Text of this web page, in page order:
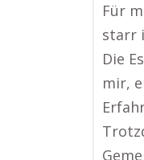
Für
starr
Die
mir,